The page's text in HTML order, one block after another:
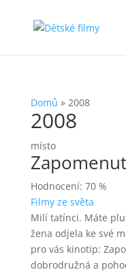
Domů » 2008
2008
místo
Hodnocení: 70 %
Filmy ze světa
Milí tatínci. Máte
žena odjela ke své
pro vás kinotip:
dobrodružná a